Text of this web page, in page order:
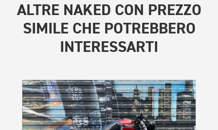
ALTRE NAKED CON PREZZO
SIMILE CHE POTREBBERO
INTERESSARTI
PROMO